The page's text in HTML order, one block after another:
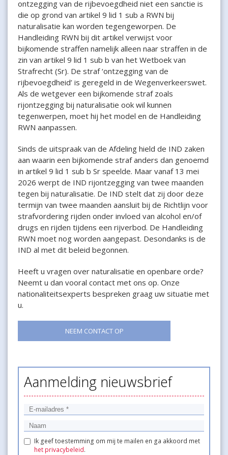
ontzegging van de rijbevoegdheid niet een sanctie is
die op grond van artikel 9 lid 1 sub a RWN bij
naturalisatie kan worden tegengeworpen. De
Handleiding RWN bij dit artikel verwijst voor
bijkomende straffen namelijk alleen naar straffen in de
zin van artikel 9 lid 1 sub b van het Wetboek van
Strafrecht (Sr). De straf ‘ontzegging van de
rijbevoegdheid’ is geregeld in de Wegenverkeerswet.
Als de wetgever een bijkomende straf zoals
rijontzegging bij naturalisatie ook wil kunnen
tegenwerpen, moet hij het model en de Handleiding
RWN aanpassen.
Sinds de uitspraak van de Afdeling hield de IND zaken
aan waarin een bijkomende straf anders dan genoemd
in artikel 9 lid 1 sub b Sr speelde. Maar vanaf 13 mei
2026 werpt de IND rijontzegging van twee maanden
tegen bij naturalisatie. De IND stelt dat zij door deze
termijn van twee maanden aansluit bij de Richtlijn voor
strafvordering rijden onder invloed van alcohol en/of
drugs en rijden tijdens een rijverbod. De Handleiding
RWN moet nog worden aangepast. Desondanks is de
IND al met dit beleid begonnen.
Heeft u vragen over naturalisatie en openbare orde?
Neemt u dan vooral contact met ons op. Onze
nationaliteitsexperts bespreken graag uw situatie met
u.
NEEM CONTACT OP
Aanmelding nieuwsbrief
Ik geef toestemming om mij te mailen en ga akkoord met
het privacybeleid.